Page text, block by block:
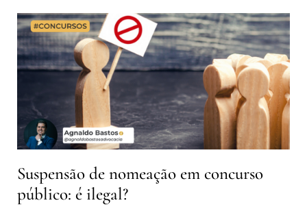
Suspensão de nomeação em concurso
público: é ilegal?